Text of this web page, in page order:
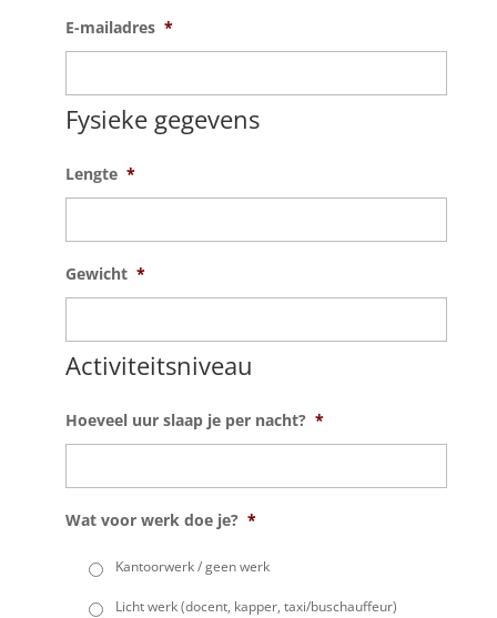
E-mailadres *
Fysieke gegevens
Lengte *
Gewicht *
Activiteitsniveau
Hoeveel uur slaap je per nacht? *
Wat voor werk doe je? *
Kantoorwerk / geen werk
Licht werk (docent, kapper, taxi/buschauffeur)